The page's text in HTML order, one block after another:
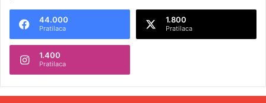
n
t
44.000
Pratilaca
1.800
Pratilaca
1.400
Pratilaca